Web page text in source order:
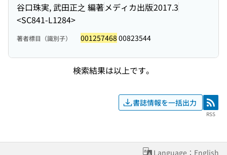
谷口珠実, 武田正之 編著メディカ出版2017.3
<SC841-L1284>
著者標目（識別子） 001257468 00823544
検索結果は以上です。
書誌情報を一括出力 RSS
RSS
Language：English